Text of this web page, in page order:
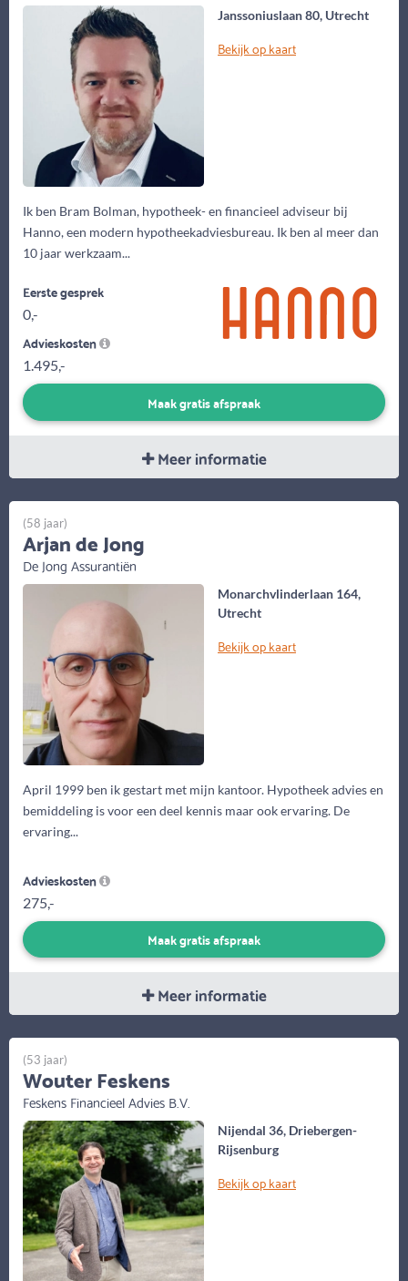
Janssoniuslaan 80, Utrecht
Bekijk op kaart
Ik ben Bram Bolman, hypotheek- en financieel adviseur bij
Hanno, een modern hypotheekadviesbureau. Ik ben al meer dan
10 jaar werkzaam...
Eerste gesprek
0,-
Advieskosten
1.495,-
Maak gratis afspraak
Meer informatie
Monarchvlinderlaan 164,
Utrecht
Bekijk op kaart
April 1999 ben ik gestart met mijn kantoor. Hypotheek advies en
bemiddeling is voor een deel kennis maar ook ervaring. De
ervaring...
(58 jaar)
Arjan de Jong
De Jong Assurantiën
Advieskosten
275,-
Maak gratis afspraak
Meer informatie
Nijendal 36, Driebergen-
Rijsenburg
Bekijk op kaart
(53 jaar)
Wouter Feskens
Feskens Financieel Advies B.V.